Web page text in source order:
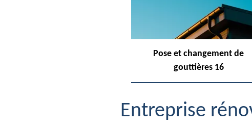
Pose et changement de
gouttières 16
Entreprise